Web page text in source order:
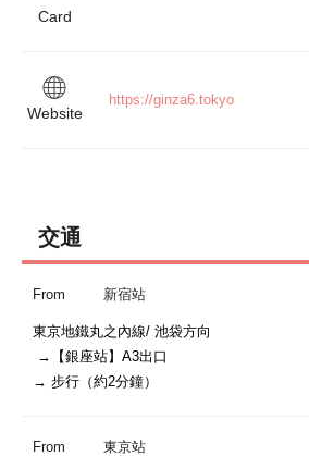
Card
Website
https://ginza6.tokyo
交通
From 新宿站
東京地鐵丸之內線/ 池袋方向
From 東京站